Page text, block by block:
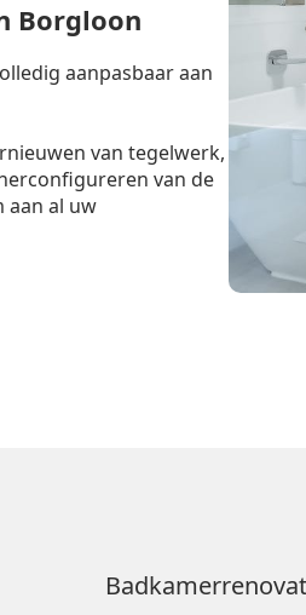
Borgloon
aanpasbaar aan
van tegelwerk,
van de
aan al uw